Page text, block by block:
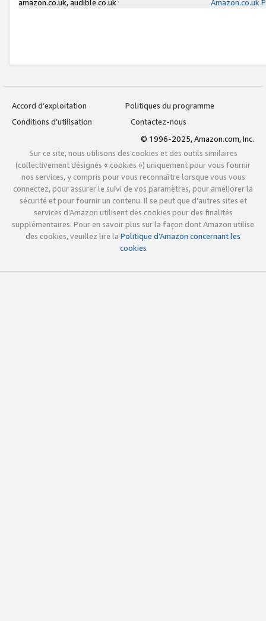
amazon.co.uk, audible.co.uk
Amazon.co.uk
Accord d’exploitation
Politiques du programme
Conditions d’utilisation
Contactez-nous
© 1996-2025, Amazon.com, Inc.
Sur ce site, nous utilisons des cookies et des outils similaires
(collectivement désignés « cookies ») uniquement pour vous fournir
nos services, y compris pour vous reconnaître lorsque vous vous
connectez, pour assurer le suivi de vos paramètres, pour améliorer la
sécurité et pour fournir un contenu. Il se peut que d’autres sites et
services d’Amazon utilisent des cookies pour des finalités
supplémentaires. Pour en savoir plus sur la façon dont Amazon utilise
des cookies, veuillez lire la Politique d’Amazon concernant les
cookies